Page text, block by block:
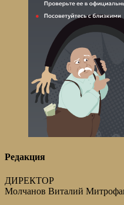
Редакция
ДИРЕКТОР
Молчанов Виталий